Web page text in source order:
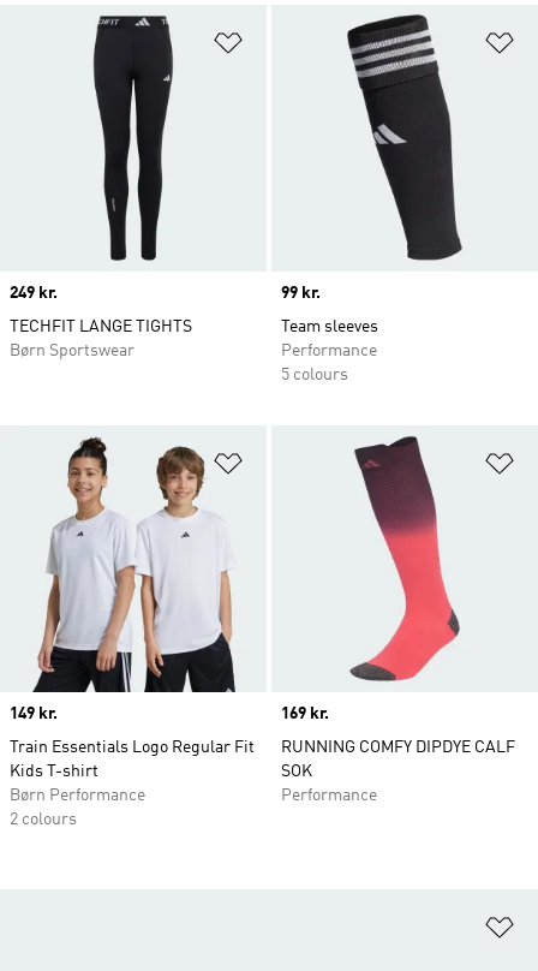
Føj til ønskeliste
Price
249 kr.
TECHFIT LANGE TIGHTS
Børn Sportswear
Price
99 kr.
Team sleeves
Performance
5 colours
Føj til ønskeliste
Price
149 kr.
Train Essentials Logo Regular Fit
Kids T-shirt
Børn Performance
2 colours
Price
169 kr.
RUNNING COMFY DIPDYE CALF
SOK
Performance